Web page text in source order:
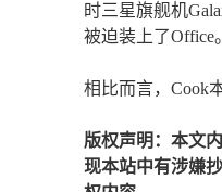
时三星旗舰机
被迫装上了Office。
相比而言，Cook
版权声明：本文
现本站中有涉嫌